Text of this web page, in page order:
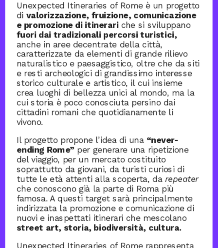
Unexpected Itineraries of Rome è un progetto
di valorizzazione, fruizione, comunicazione
e promozione di itinerari che si sviluppano
fuori dai tradizionali percorsi turistici,
anche in aree decentrate della città,
caratterizzate da elementi di grande rilievo
naturalistico e paesaggistico, oltre che da siti
e resti archeologici di grandissimo interesse
storico culturale e artistico, il cui insieme
crea luoghi di bellezza unici al mondo, ma la
cui storia è poco conosciuta persino dai
cittadini romani che quotidianamente li
vivono.
Il progetto propone l’idea di una “never-
ending Rome”per generare una ripetizione
del viaggio, per un mercato costituito
soprattutto da giovani, da turisti curiosi di
tutte le età attenti alla scoperta, da repeater
che conoscono già la parte di Roma più
famosa. A questi target sarà principalmente
indirizzata la promozione e comunicazione di
nuovi e inaspettati itinerari che mescolano
street art, storia, biodiversità, cultura.
Unexpected Itineraries of Rome rappresenta